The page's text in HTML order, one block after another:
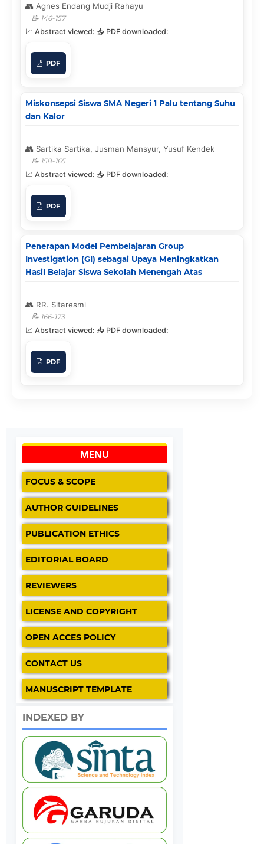
Agnes Endang Mudji Rahayu
146-157
PDF
Miskonsepsi Siswa SMA Negeri 1 Palu tentang Suhu
dan Kalor
Sartika Sartika, Jusman Mansyur, Yusuf Kendek
158-165
PDF
Penerapan Model Pembelajaran Group
Investigation (GI) sebagai Upaya Meningkatkan
Hasil Belajar Siswa Sekolah Menengah Atas
RR. Sitaresmi
166-173
PDF
MENU
FOCUS & SCOPE
AUTHOR GUIDELINES
PUBLICATION ETHICS
EDITORIAL BOARD
REVIEWERS
LICENSE AND COPYRIGHT
OPEN ACCES POLICY
CONTACT US
MANUSCRIPT TEMPLATE
INDEXED BY